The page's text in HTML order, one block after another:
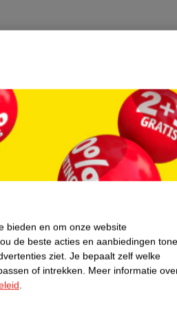
bieden en om onze website
de beste acties en aanbiedingen
ziet. Je bepaalt zelf welke
of intrekken. Meer informatie
.